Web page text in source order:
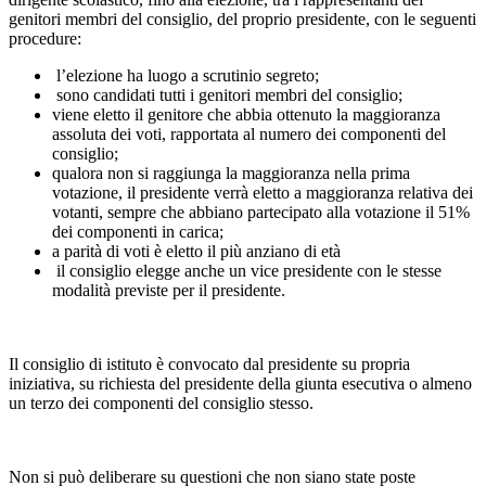
genitori membri del consiglio, del proprio presidente, con le seguenti
procedure:
l’elezione ha luogo a scrutinio segreto;
sono candidati tutti i genitori membri del consiglio;
viene eletto il genitore che abbia ottenuto la maggioranza
assoluta dei voti, rapportata al numero dei componenti del
consiglio;
qualora non si raggiunga la maggioranza nella prima
votazione, il presidente verrà eletto a maggioranza relativa dei
votanti, sempre che abbiano partecipato alla votazione il 51%
dei componenti in carica;
a parità di voti è eletto il più anziano di età
il consiglio elegge anche un vice presidente con le stesse
modalità previste per il presidente.
Il consiglio di istituto è convocato dal presidente su propria
iniziativa, su richiesta del presidente della giunta esecutiva o almeno
un terzo dei componenti del consiglio stesso.
Non si può deliberare su questioni che non siano state poste